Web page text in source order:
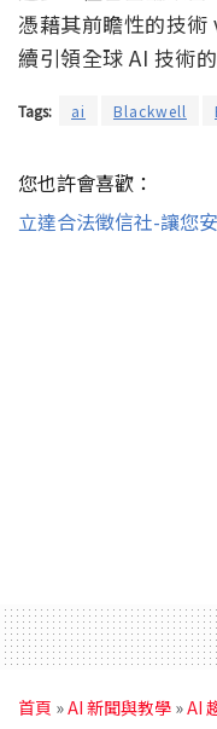
憑藉其前瞻性的技
續引領全球 AI 技術
Tags: ai Blackwell
您也許會喜歡：
立達合法徵信社-讓您
首頁 »AI 新聞與教學 »AI